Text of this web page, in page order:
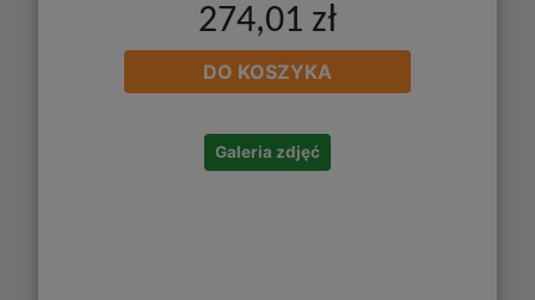
274,01 zł
DO KOSZYKA
Galeria zdjęć